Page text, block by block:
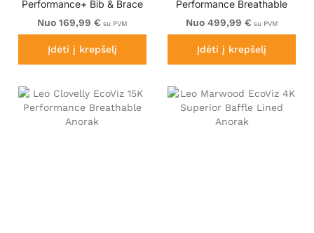
Performance+ Bib & Brace
Hi-Vis Yellow
Nuo 169,99 € su PVM
Įdėti į krepšelį
Performance Breathable
Waterproof Hi-Vis Yellow
Nuo 499,99 € su PVM
Įdėti į krepšelį